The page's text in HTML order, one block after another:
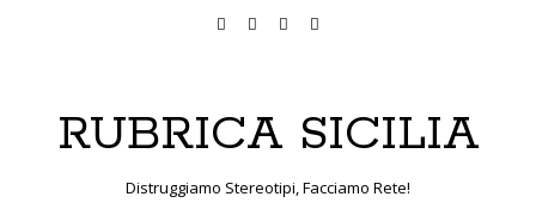
RUBRICA SICILIA
Distruggiamo Stereotipi, Facciamo Rete!